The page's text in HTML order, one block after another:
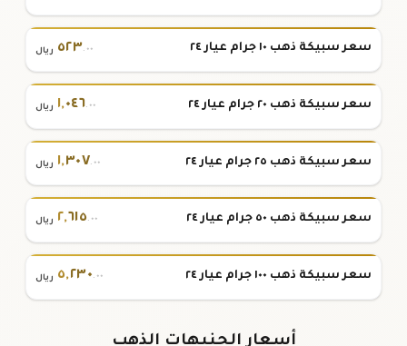
سعر سبيكة ذهب ١٠ جرام عيار ٢٤ ٥٢٣.٠٠ ريال
سعر سبيكة ذهب ٢٠ جرام عيار ٢٤ ١,٠٤٦.٠٠ ريال
سعر سبيكة ذهب ٢٥ جرام عيار ٢٤ ١,٣٠٧.٠٠ ريال
سعر سبيكة ذهب ٥٠ جرام عيار ٢٤ ٢ , ٦١٥.٠٠ ريال
سعر سبيكة ذهب ١٠٠ جرام عيار ٢٤ ٥,٢٣٠.٠٠ ريال
أسعار الجنيهات الذهب